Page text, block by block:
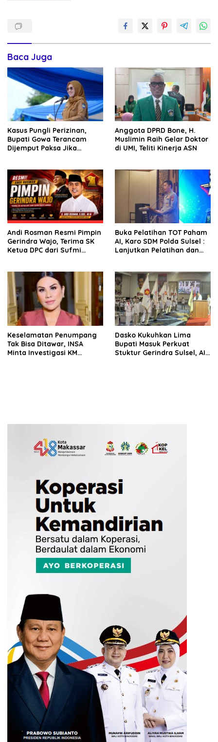
Baca Juga
Kasus Pungli Perizinan,
Bupati Gowa Terancam
Dijemput Paksa Jika
Anggota DPRD Bone, H.
Muslimin Raih Gelar Doktor
di UMI, Teliti Kinerja ASN
Andi Rosman Resmi Pimpin
Gerindra Wajo, Terima SK
Ketua DPC dari Sufmi
Buka Pelatihan TOT Paham
AI, Karo SDM Polda Sulsel :
Lanjutkan Pelatihan dan
Keselamatan Penumpang
Tak Bisa Ditawar, INSA
Minta Investigasi KM
Dasko Kukuhkan Lima
Bupati Masuk Perkuat
Stuktur Gerindra Sulsel, AIA